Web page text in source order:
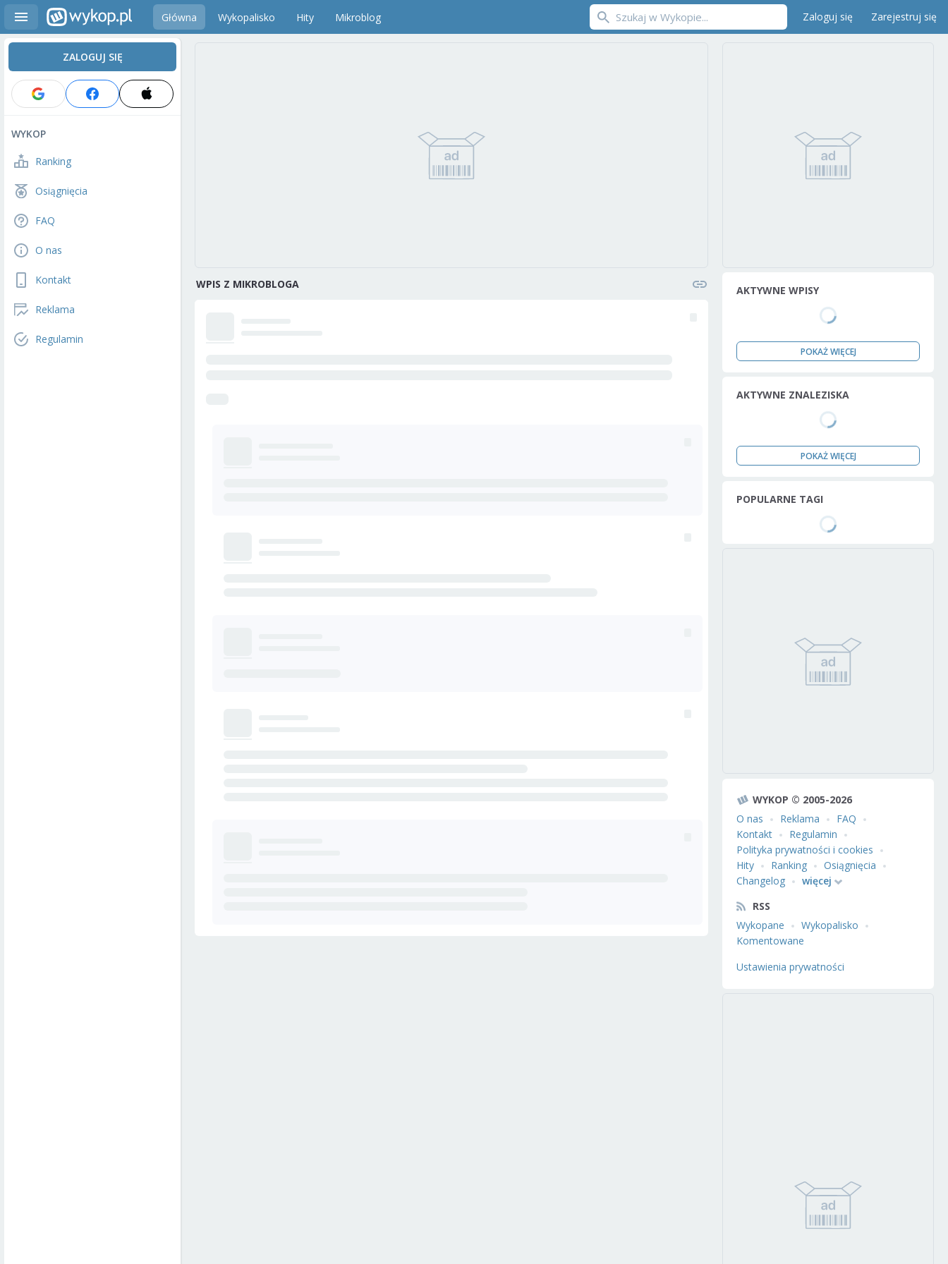
Główna Wykopalisko Hity Mikroblog Zaloguj się Zarejestruj się
ZALOGUJ SIĘ
WYKOP
Ranking
Osiągnięcia
FAQ
O nas
Kontakt
Reklama
Regulamin
WPIS Z MIKROBLOGA AKTYWNE WPISY
POKAŻ WIĘCEJ
AKTYWNE ZNALEZISKA
POKAŻ WIĘCEJ
POPULARNE TAGI
WYKOP © 2005-2026
O nas
Reklama
FAQ
Kontakt
Regulamin
Polityka prywatności i cookies
Hity
Ranking
Osiągnięcia
Changelog
więcej
RSS
Wykopane
Wykopalisko
Komentowane
Ustawienia prywatności